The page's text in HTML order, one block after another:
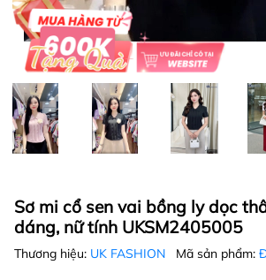
Sơ mi cổ sen vai bồng ly dọc
dáng, nữ tính UKSM2405005
Thương hiệu: UK FASHION Mã sản phẩm: